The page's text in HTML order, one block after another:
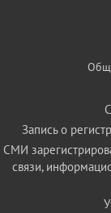
Запись о
СМИ
связи,